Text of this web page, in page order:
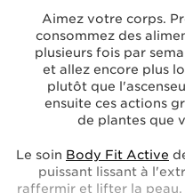
Aimez votre corps.
consommez des
plusieurs fois par
et allez encore plus
plutôt que
ensuite ces actions
de plantes que
Le soin Body Fit Active
puissant lissant à
raffermir et lifter la peau,